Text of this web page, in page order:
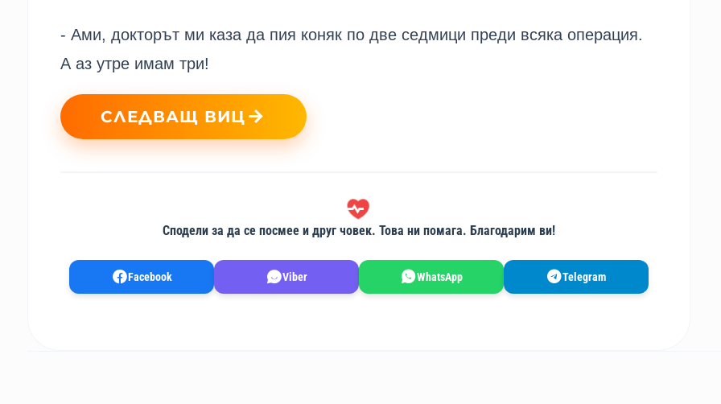
- Ами, докторът ми каза да пия коняк по две седмици преди всяка операция.
А аз утре имам три!
СЛЕДВАЩ ВИЦ
Сподели за да се посмее и друг човек. Това ни помага. Благодарим ви!
Facebook Viber WhatsApp Telegram